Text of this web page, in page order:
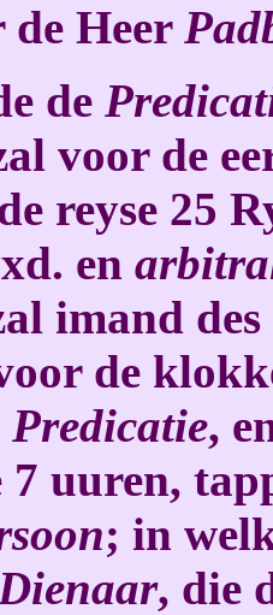
de Heer
de
voor de
reyse 25
en
imand des
de
,
uuren,
; in
, die